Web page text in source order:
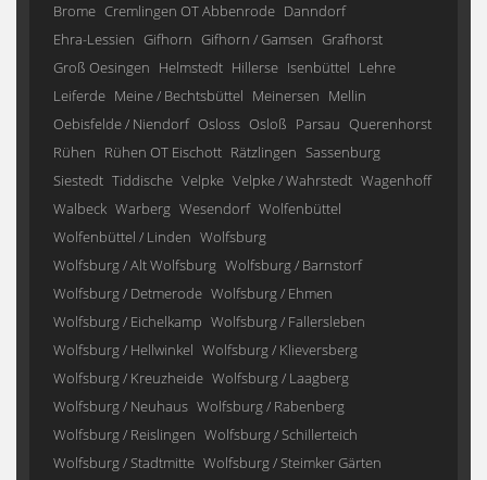
Brome Cremlingen OT Abbenrode Danndorf
Ehra-Lessien Gifhorn Gifhorn / Gamsen Grafhorst
Groß Oesingen Helmstedt Hillerse Isenbüttel Lehre
Leiferde Meine / Bechtsbüttel Meinersen Mellin
Oebisfelde / Niendorf Osloss Osloß Parsau Querenhorst
Rühen Rühen OT Eischott Rätzlingen Sassenburg
Siestedt Tiddische Velpke Velpke / Wahrstedt Wagenhoff
Walbeck Warberg Wesendorf Wolfenbüttel
Wolfenbüttel / Linden Wolfsburg
Wolfsburg / Alt Wolfsburg Wolfsburg / Barnstorf
Wolfsburg / Detmerode Wolfsburg / Ehmen
Wolfsburg / Eichelkamp Wolfsburg / Fallersleben
Wolfsburg / Hellwinkel Wolfsburg / Klieversberg
Wolfsburg / Kreuzheide Wolfsburg / Laagberg
Wolfsburg / Neuhaus Wolfsburg / Rabenberg
Wolfsburg / Reislingen Wolfsburg / Schillerteich
Wolfsburg / Stadtmitte Wolfsburg / Steimker Gärten